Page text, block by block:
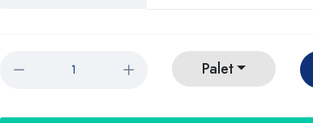
Palet